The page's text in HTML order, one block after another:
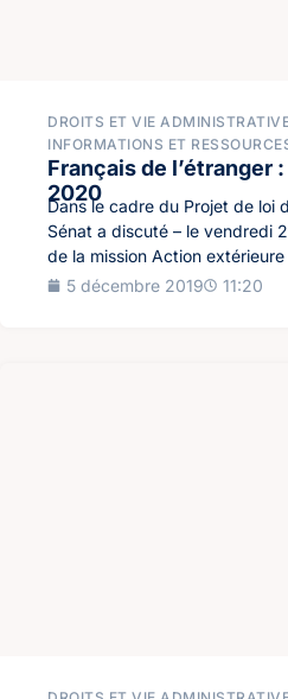
DROITS ET VIE
INFORMATIONS ET
Français de l’étranger
2020
Dans le cadre du Projet de loi
Sénat a discuté – le vendredi
de la mission Action extérieure
5 décembre 2019
11:20